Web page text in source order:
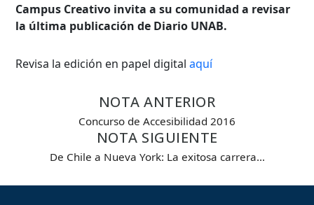
Campus Creativo invita a su comunidad a revisar
la última publicación de Diario UNAB.
Revisa la edición en papel digitalaquí
NOTA ANTERIOR
Concurso de Accesibilidad 2016
NOTA SIGUIENTE
De Chile a Nueva York: La exitosa carrera…
Búsqueda Avanzada